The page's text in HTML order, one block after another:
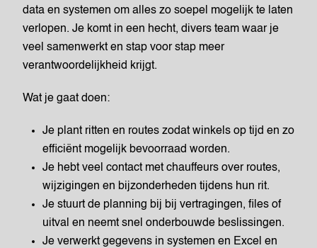
data en systemen om alles zo soepel mogelijk te laten
verlopen. Je komt in een hecht, divers team waar je
veel samenwerkt en stap voor stap meer
verantwoordelijkheid krijgt.
Wat je gaat doen:
Je plant ritten en routes zodat winkels op tijd en zo
efficiënt mogelijk bevoorraad worden.
Je hebt veel contact met chauffeurs over routes,
wijzigingen en bijzonderheden tijdens hun rit.
Je stuurt de planning bij bij vertragingen, files of
uitval en neemt snel onderbouwde beslissingen.
Je verwerkt gegevens in systemen en Excel en